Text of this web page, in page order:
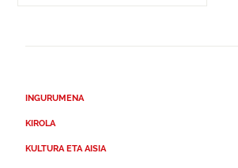
INGURUMENA
KIROLA
KULTURA ETA AISIA